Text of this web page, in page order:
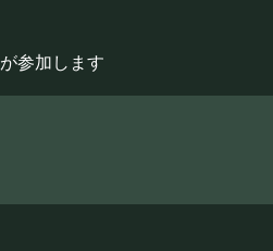
参加します